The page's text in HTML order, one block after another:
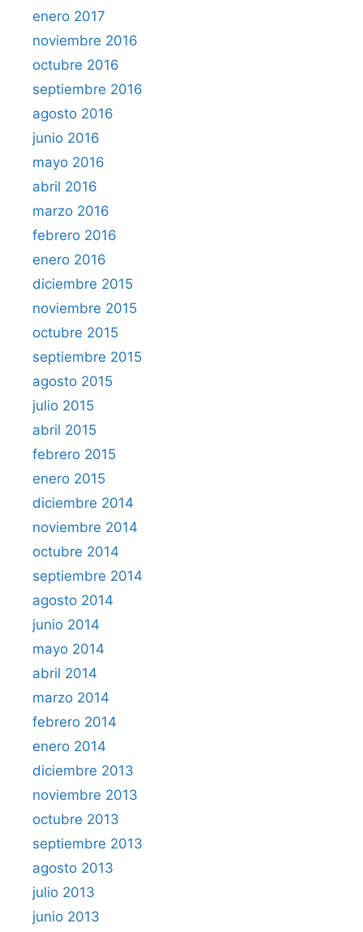
enero 2017
noviembre 2016
octubre 2016
septiembre 2016
agosto 2016
junio 2016
mayo 2016
abril 2016
marzo 2016
febrero 2016
enero 2016
diciembre 2015
noviembre 2015
octubre 2015
septiembre 2015
agosto 2015
julio 2015
abril 2015
febrero 2015
enero 2015
diciembre 2014
noviembre 2014
octubre 2014
septiembre 2014
agosto 2014
junio 2014
mayo 2014
abril 2014
marzo 2014
febrero 2014
enero 2014
diciembre 2013
noviembre 2013
octubre 2013
septiembre 2013
agosto 2013
julio 2013
junio 2013